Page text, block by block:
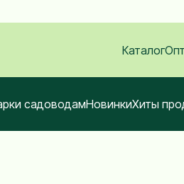
Каталог
садоводамНовинкиХиты